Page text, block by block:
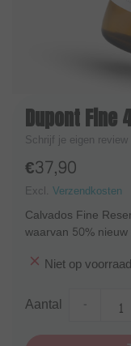
Dupont Fine
Schrijf je eigen review
€37,90
Excl. Verzendkosten
Calvados Fine
waarvan 50%
Niet op voorraad
Aantal